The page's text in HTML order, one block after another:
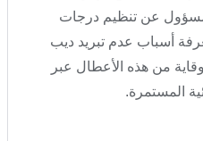
عن تنظيم درجات
أسباب عدم تبريد ديب
من هذه الأعطال عبر
المستمرة.